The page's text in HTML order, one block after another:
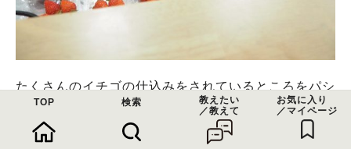
たくさんのイチゴの仕込みをされているところをパシ
ャリ。
お客さんが途切れることなく、お忙しいなかでもずっ
TOP 検索
教えたい
／教えて
お気に入り
／マイページ